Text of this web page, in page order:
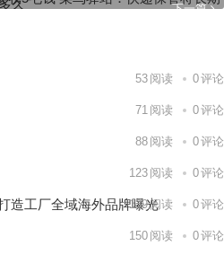
下一篇
53 阅读 0评论
71 阅读 0评论
88 阅读 0评论
123 阅读 0评论
造工厂全域海外品牌曝光
139阅读 0评论
150 阅读 0评论